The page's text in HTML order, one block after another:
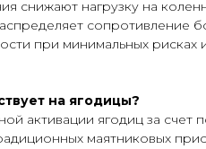
нагрузку на
сопротивление
при минимальных
на ягодицы?
активации ягодиц за счет
маятниковых